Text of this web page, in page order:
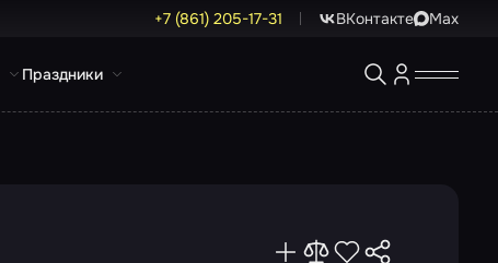
+7 (861) 205-17-31 ВКонтакте Max
Праздники